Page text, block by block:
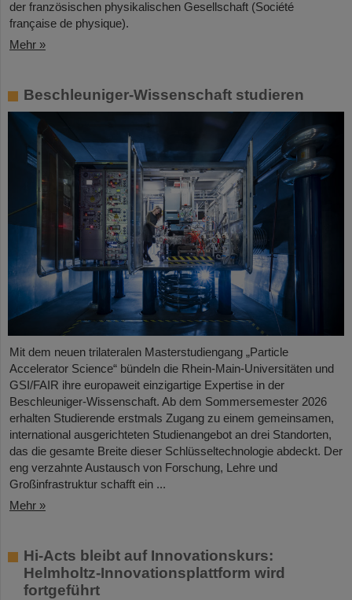
der französischen physikalischen Gesellschaft (Société
française de physique).
Mehr »
Beschleuniger-Wissenschaft studieren
Mit dem neuen trilateralen Masterstudiengang „Particle
Accelerator Science“ bündeln die Rhein-Main-Universitäten und
GSI/FAIR ihre europaweit einzigartige Expertise in der
Beschleuniger-Wissenschaft. Ab dem Sommersemester 2026
erhalten Studierende erstmals Zugang zu einem gemeinsamen,
international ausgerichteten Studienangebot an drei Standorten,
das die gesamte Breite dieser Schlüsseltechnologie abdeckt. Der
eng verzahnte Austausch von Forschung, Lehre und
Großinfrastruktur schafft ein ...
Mehr »
Hi-Acts bleibt auf Innovationskurs:
Helmholtz-Innovationsplattform wird
fortgeführt